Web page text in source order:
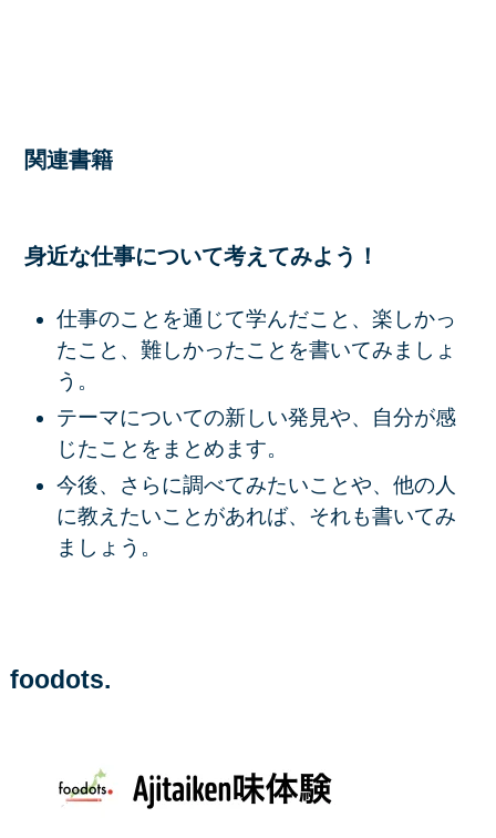
関連書籍
身近な仕事について考えてみよう！
仕事のことを通じて学んだこと、楽しかっ
たこと、難しかったことを書いてみましょ
う。
テーマについての新しい発見や、自分が感
じたことをまとめます。
今後、さらに調べてみたいことや、他の人
に教えたいことがあれば、それも書いてみ
ましょう。
foodots.